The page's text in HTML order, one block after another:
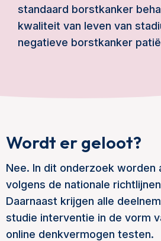
standaard borstkanker
kwaliteit van leven van
negatieve borstkanker
Wordt er geloot?
Nee. In dit onderzoek worden
volgens de nationale
Daarnaast krijgen alle
studie interventie in de vorm
online denkvermogen testen.